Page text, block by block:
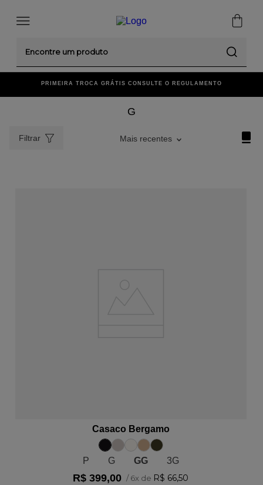
PRIMEIRA TROCA GRÁTIS CONSULTE O REGULAMENTO
G
Filtrar Mais recentes
Casaco Bergamo
P G GG 3G
R$ 399,00 /6x de R$ 66,50